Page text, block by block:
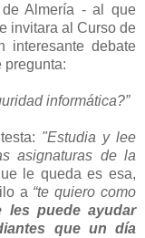
Almería - al que
invitara al Curso de
debate
pregunta:
informática?”
"Estudia y lee
asignaturas de la
le queda es esa,
a “te quiero como
les puede ayudar
que un día